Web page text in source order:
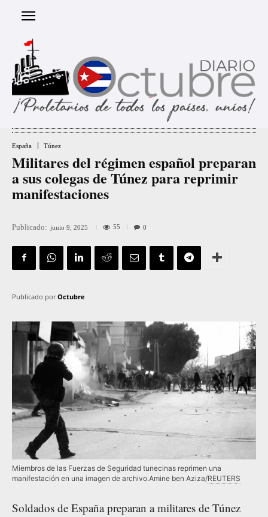
España Túnez
Militares del régimen español preparan
a sus colegas de Túnez para reprimir
manifestaciones
Publicado: junio 9, 2025 55 0
Publicado por Octubre
Miembros de las Fuerzas de Seguridad tunecinas reprimen una
manifestación en una imagen de archivo.Amine ben Aziza/REUTERS
Soldados de España preparan a militares de Túnez